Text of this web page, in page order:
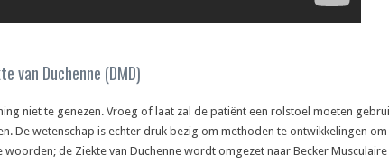
van Duchenne (DMD)
niet te genezen. Vroeg of laat zal de patiënt een rolstoel moeten
De wetenschap is echter druk bezig om methoden te ontwikkelingen
de Ziekte van Duchenne wordt omgezet naar Becker